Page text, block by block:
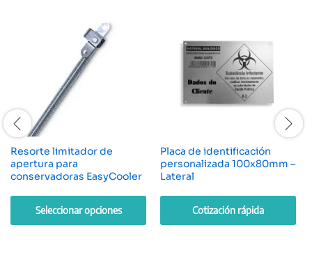
Resorte limitador de
apertura para
conservadoras EasyCooler
Seleccionar opciones
Placa de identificación
personalizada 100x80mm –
Lateral
Cotización rápida